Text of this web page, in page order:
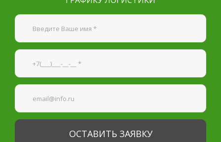
Я согласен наобработку персональных данных